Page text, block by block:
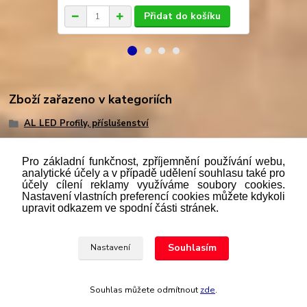
Přidat do košíku
Zboží zařazeno v kategoriích
AL LED Profily, příslušenství
Podlezákona č. 112/mmmmm2016 Sb. o evidenci tržeb je
prodávající povinen vystavit kupujícímu účtenku. Zároveň je
případě technického výpadku pak nejpozději do 48 hodin.“
Upravit sběr cookies.
Pro základní funkčnost, zpříjemnění používání webu,
analytické účely a v případě udělení souhlasu také pro
účely cílení reklamy využíváme soubory cookies.
Nastavení vlastních preferencí cookies můžete kdykoli
upravit odkazem ve spodní části stránek.
Nastavení Souhlasím
Souhlas můžete odmítnout zde.